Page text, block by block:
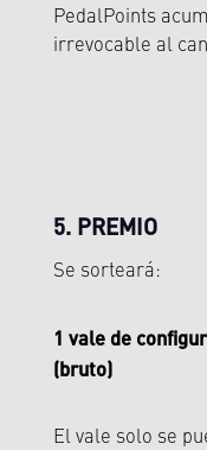
PedalPoints
irrevocable al
5. PREMIO
Se sorteará:
1 vale de
(bruto)
El vale solo se